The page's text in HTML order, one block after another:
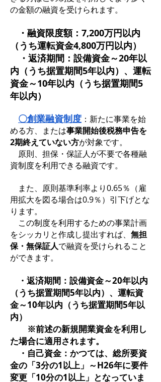
の金額の融資を受けられます。
・融資限度額：7,200万円以内
（うち運転資金4,800万円以内）
・返済期間：設備資金～20年以
内（うち据置期間5年以内）、運転
資金～10年以内（うち据置期間5
年以内）
〇創業融資制度 ：新たに事業を始
める方、または事業開始後税務申告を
2期終えていない方が対象です。
原則、担保・保証人が不要で各種融
資制度を利用できる融資です。
また、原則基準利率より0.65％（雇
用拡大を図る場合は0.9％）引下げとな
ります。
この制度を利用するための事業計画
をシッカリと作成し提出すれば、 無担
保・無保証人で融資を受けられること
ができます。
・返済期間：設備資金～20年以内
（うち据置期間5年以内）、運転資
金～10年以内（うち据置期間5年以
内）
※前述の新規開業資金を利用し
た場合に適用されます。
・自己資金：かつては、総所要資
金の「3分の1以上」～H26年に要件
変更「10分の1以上」となっていま